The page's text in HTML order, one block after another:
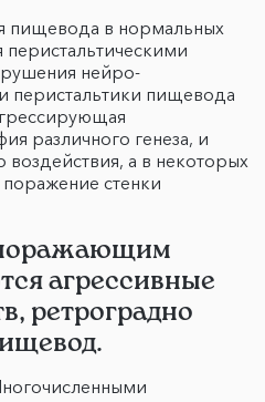
пищевода в нормальных
перистальтическими
нейро-
перистальтики пищевода
различного генеза, и
воздействия, а в некоторых
поражение стенки
агрессивные
ретроградно